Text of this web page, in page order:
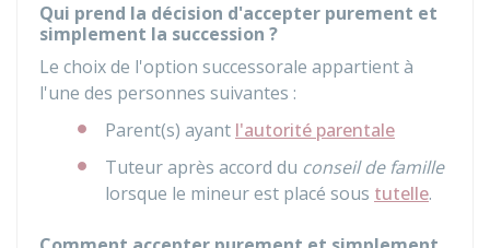
Qui prend la décision d'accepter purement et
simplement la succession ?
Le choix de l'option successorale appartient à
l'une des personnes suivantes :
Parent(s) ayant l'autorité parentale
Tuteur après accord du conseil de famille
lorsque le mineur est placé sous tutelle.